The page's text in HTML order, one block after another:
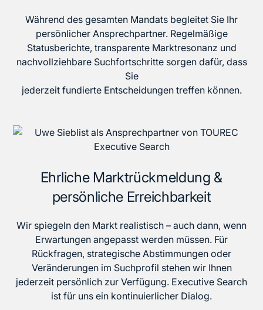
Während des gesamten Mandats begleitet Sie Ihr
persönlicher Ansprechpartner. Regelmäßige
Statusberichte, transparente Marktresonanz und
nachvollziehbare Suchfortschritte sorgen dafür, dass
Sie
jederzeit fundierte Entscheidungen treffen können.
Ehrliche Marktrückmeldung &
persönliche Erreichbarkeit
Wir spiegeln den Markt realistisch – auch dann, wenn
Erwartungen angepasst werden müssen. Für
Rückfragen, strategische Abstimmungen oder
Veränderungen im Suchprofil stehen wir Ihnen
jederzeit persönlich zur Verfügung. Executive Search
ist für uns ein kontinuierlicher Dialog.